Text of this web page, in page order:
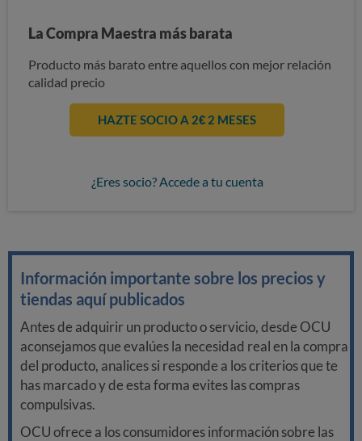
La Compra Maestra más barata
Producto más barato entre aquellos con mejor relación
calidad precio
HAZTE SOCIO A 2€ 2 MESES
¿Eres socio? Accede a tu cuenta
Información importante sobre los precios y
tiendas aquí publicados
Antes de adquirir un producto o servicio, desde OCU
aconsejamos que evalúes la necesidad real en la compra
del producto, analices si responde a los criterios que te
has marcado y de esta forma evites las compras
compulsivas.
OCU ofrece a los consumidores información sobre las